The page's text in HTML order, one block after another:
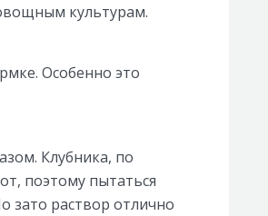
культурам.
Особенно это
Клубника, по
поэтому пытаться
зато раствор отлично